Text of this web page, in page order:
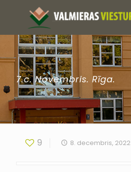
7.c. Novembris. Rīga.
9 8. decembris, 2022